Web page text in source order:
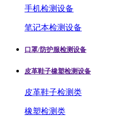
手机检测设备
笔记本检测设备
口罩/防护服检测设备
皮革鞋子橡塑检测设备
皮革鞋子检测类
橡塑检测类